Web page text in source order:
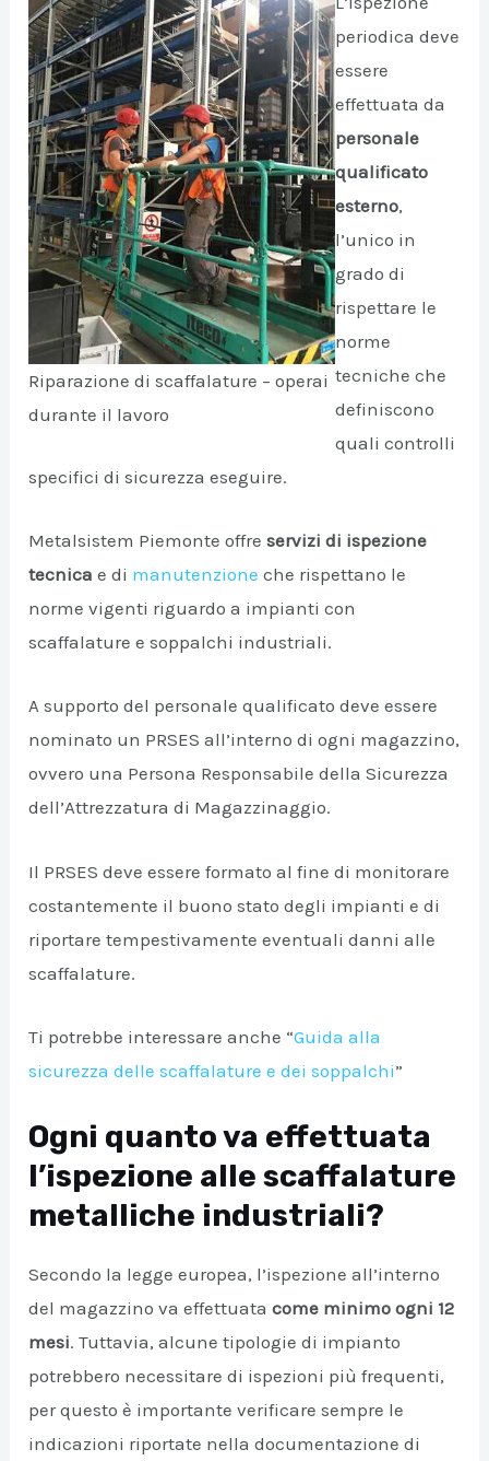
Riparazione di scaffalature – operai
durante il lavoro
periodica deve
essere
effettuata da
personale
qualificato
esterno,
l’unico in
grado di
rispettare le
norme
tecniche che
definiscono
quali controlli
specifici di sicurezza eseguire.
Metalsistem Piemonte offreservizi di ispezione
tecnica e di manutenzione che rispettano le
norme vigenti riguardo a impianti con
scaffalature e soppalchi industriali.
A supporto del personale qualificato deve essere
nominato un PRSES all’interno di ogni magazzino,
ovvero una Persona Responsabile della Sicurezza
dell’Attrezzatura di Magazzinaggio.
Il PRSES deve essere formato al fine di monitorare
costantemente il buono stato degli impianti e di
riportare tempestivamente eventuali danni alle
scaffalature.
Ti potrebbe interessare anche “Guida alla
sicurezza delle scaffalature e dei soppalchi”
Ogni quanto va effettuata
l’ispezione alle scaffalature
metalliche industriali?
Secondo la legge europea, l’ispezione all’interno
del magazzino va effettuatacome minimo ogni 12
mesi. Tuttavia, alcune tipologie di impianto
potrebbero necessitare di ispezioni più frequenti,
per questo è importante verificare sempre le
indicazioni riportate nella documentazione di